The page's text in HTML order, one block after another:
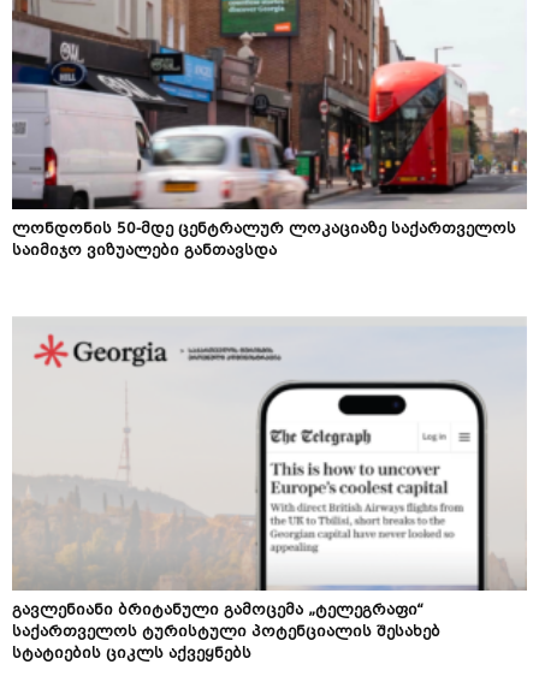
ლონდონის 50-მდე ცენტრალურ ლოკაციაზე საქართველოს
საიმიჯო ვიზუალები განთავსდა
გავლენიანი ბრიტანული გამოცემა „ტელეგრაფი“
საქართველოს ტურისტული პოტენციალის შესახებ
სტატიების ციკლს აქვეყნებს